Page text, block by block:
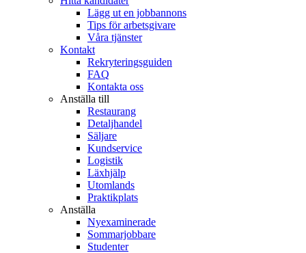
Lägg ut en jobbannons
Tips för arbetsgivare
Våra tjänster
Kontakt
Rekryteringsguiden
FAQ
Kontakta oss
Anställa till
Restaurang
Detaljhandel
Säljare
Kundservice
Logistik
Läxhjälp
Utomlands
Praktikplats
Anställa
Nyexaminerade
Sommarjobbare
Studenter